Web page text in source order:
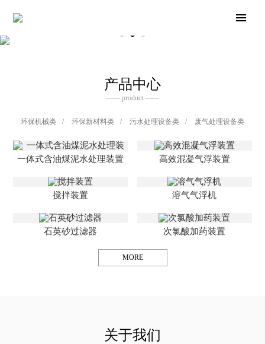
产品中心
—— product ——
环保机械类 / 环保新材料类 / 污水处理设备类 / 废气处理设备类
一体式含油煤泥水处理装置 高效混凝气浮装置
搅拌装置 溶气气浮机
石英砂过滤器 次氯酸加药装置
MORE
关于我们